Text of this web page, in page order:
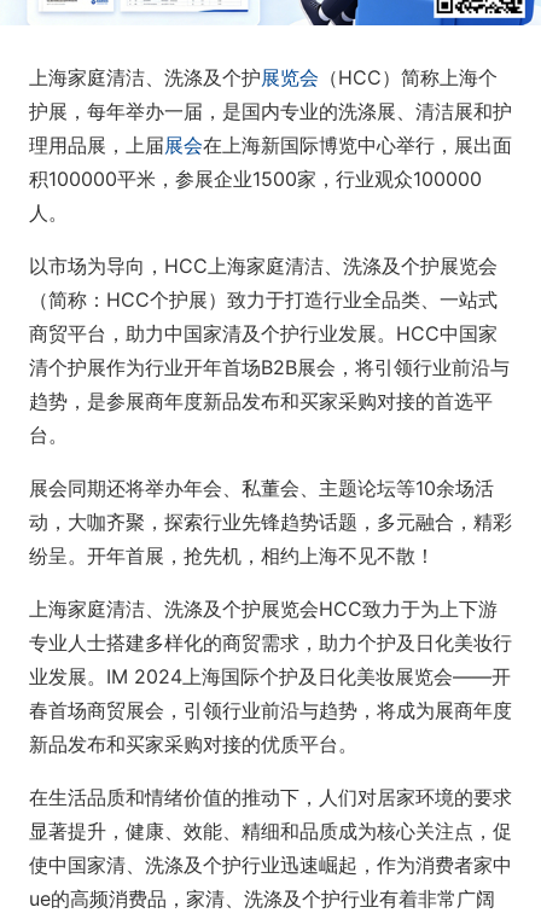
上海家庭清洁、洗涤及个护展览会 （HCC）简称上海个
护展，每年举办一届，是国内专业的洗涤展、清洁展和护
理用品展，上届展会在上海新国际博览中心举行，展出面
积100000平米，参展企业1500家，行业观众100000
人。
以市场为导向，HCC上海家庭清洁、洗涤及个护展览会
（简称：HCC个护展）致力于打造行业全品类、一站式
商贸平台，助力中国家清及个护行业发展。HCC中国家
清个护展作为行业开年首场B2B展会，将引领行业前沿与
趋势，是参展商年度新品发布和买家采购对接的首选平
台。
展会同期还将举办年会、私董会、主题论坛等10余场活
动，大咖齐聚，探索行业先锋趋势话题，多元融合，精彩
纷呈。开年首展，抢先机，相约上海不见不散！
上海家庭清洁、洗涤及个护展览会HCC致力于为上下游
专业人士搭建多样化的商贸需求，助力个护及日化美妆行
业发展。IM 2024上海国际个护及日化美妆展览会——开
春首场商贸展会，引领行业前沿与趋势，将成为展商年度
新品发布和买家采购对接的优质平台。
在生活品质和情绪价值的推动下，人们对居家环境的要求
显著提升，健康、效能、精细和品质成为核心关注点，促
使中国家清、洗涤及个护行业迅速崛起，作为消费者家中
ue的高频消费品，家清、洗涤及个护行业有着非常广阔